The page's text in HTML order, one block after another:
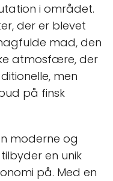
i området.
der er blevet
mad, den
atmosfære, der
men
på finsk
moderne og
en unik
på. Med en